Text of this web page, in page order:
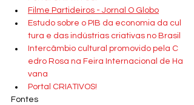
Filme Partideiros - Jornal O Globo
Estudo sobre o PIB da economia da cul
tura e das indústrias criativas no Brasil
Intercâmbio cultural promovido pela C
edro Rosa na Feira Internacional de Ha
vana
Portal CRIATIVOS!
Fontes